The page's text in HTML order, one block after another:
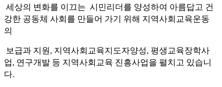
세상의 변화를 이끄는 시민리더를 양성하여 아름답고 건
강한 공동체 사회를 만들어 가기 위해 지역사회교육운동
의
보급과 지원, 지역사회교육지도자양성, 평생교육장학사
업, 연구개발 등 지역사회교육 진흥사업을 펼치고 있습니
다.